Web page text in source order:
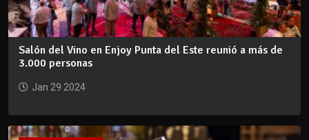
Salón del Vino en Enjoy Punta del Este reunió a más de
3.000 personas
Jan 29 2024